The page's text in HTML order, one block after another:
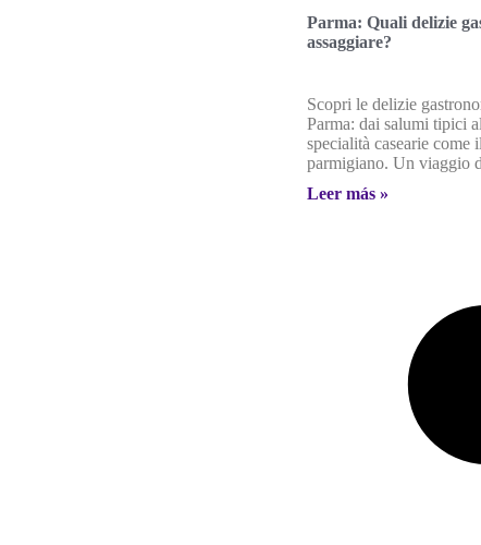
Parma: Quali delizie
assaggiare?
Scopri le delizie
Parma: dai salumi tipici
specialità casearie come
parmigiano. Un viaggio
Leer más »